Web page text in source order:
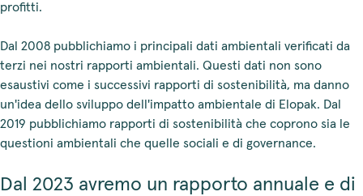
profitti.
Dal 2008 pubblichiamo i principali dati ambientali verificati da
terzi nei nostri rapporti ambientali. Questi dati non sono
esaustivi come i successivi rapporti di sostenibilità, ma danno
un'idea dello sviluppo dell'impatto ambientale di Elopak. Dal
2019 pubblichiamo rapporti di sostenibilità che coprono sia le
questioni ambientali che quelle sociali e di governance.
Dal 2023 avremo un rapporto annuale e di